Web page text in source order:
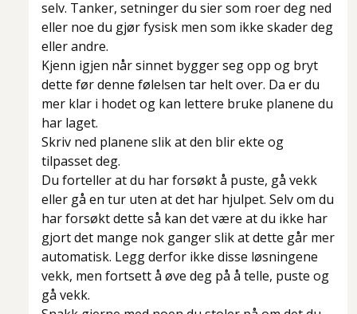
selv. Tanker, setninger du sier som roer deg ned
eller noe du gjør fysisk men som ikke skader deg
eller andre.
Kjenn igjen når sinnet bygger seg opp og bryt
dette før denne følelsen tar helt over. Da er du
mer klar i hodet og kan lettere bruke planene du
har laget.
Skriv ned planene slik at den blir ekte og
tilpasset deg.
Du forteller at du har forsøkt å puste, gå vekk
eller gå en tur uten at det har hjulpet. Selv om du
har forsøkt dette så kan det være at du ikke har
gjort det mange nok ganger slik at dette går mer
automatisk. Legg derfor ikke disse løsningene
vekk, men fortsett å øve deg på å telle, puste og
gå vekk.